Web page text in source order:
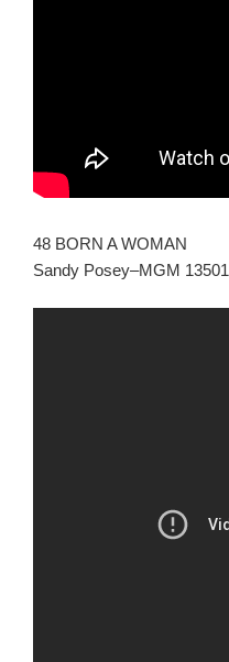
48 BORN A WOMAN
Sandy Posey–MGM 13501